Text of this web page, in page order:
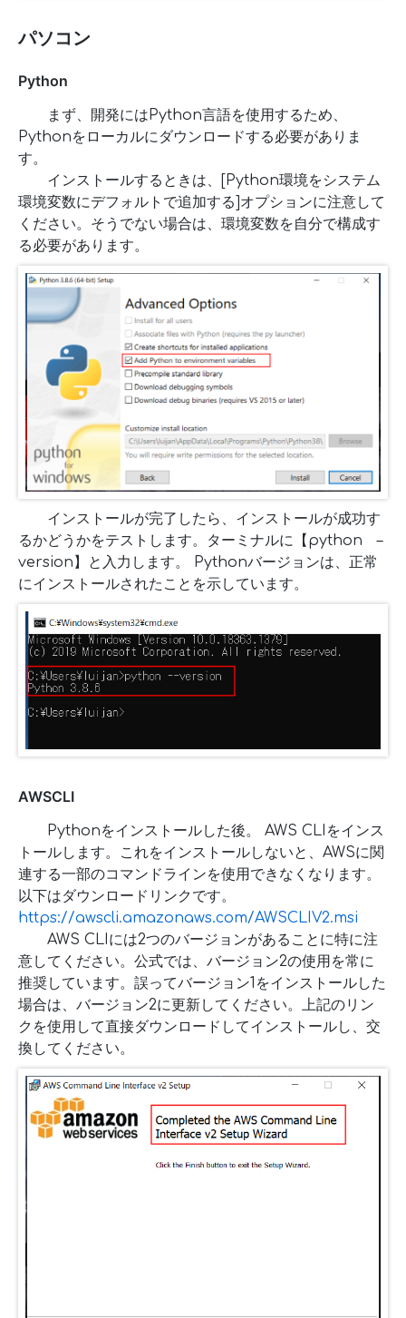
パソコン
Python
まず、開発にはPython言語を使用するため、
Pythonをローカルにダウンロードする必要がありま
す。
インストールするときは、[Python環境をシステム
環境変数にデフォルトで追加する]オプションに注意して
ください。そうでない場合は、環境変数を自分で構成す
る必要があります。
インストールが完了したら、インストールが成功す
るかどうかをテストします。ターミナルに【python –
version】と入力します。 Pythonバージョンは、正常
にインストールされたことを示しています。
AWSCLI
Pythonをインストールした後。 AWS CLIをインス
トールします。これをインストールしないと、AWSに関
連する一部のコマンドラインを使用できなくなります。
以下はダウンロードリンクです。
https://awscli.amazonaws.com/AWSCLIV2.msi
AWS CLIには2つのバージョンがあることに特に注
意してください。公式では、バージョン2の使用を常に
推奨しています。誤ってバージョン1をインストールした
場合は、バージョン2に更新してください。上記のリン
クを使用して直接ダウンロードしてインストールし、交
換してください。